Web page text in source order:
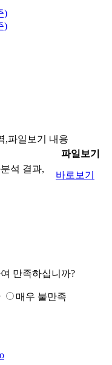
)
)
,파일보기 내용
파일보기
석 결과,
바로보기
만족하십니까?
매우 불만족